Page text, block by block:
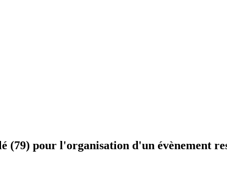
(79) pour l'organisation d'un évènement